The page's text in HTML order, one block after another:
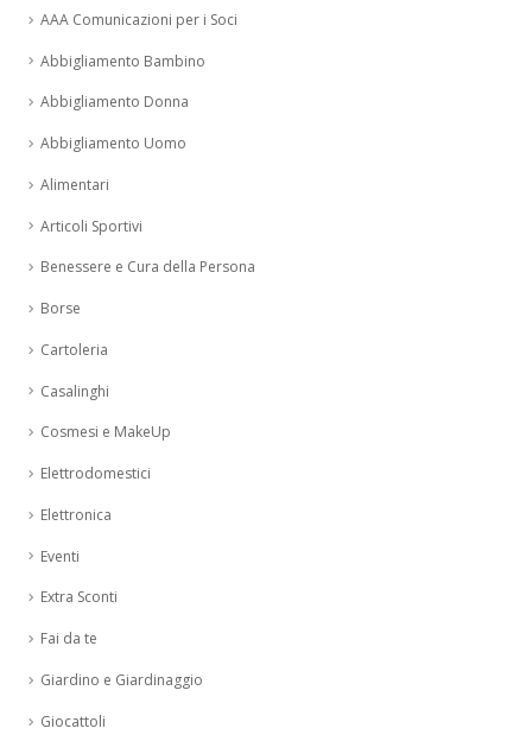
AAA Comunicazioni per i Soci
Abbigliamento Bambino
Abbigliamento Donna
Abbigliamento Uomo
Alimentari
Articoli Sportivi
Benessere e Cura della Persona
Borse
Cartoleria
Casalinghi
Cosmesi e MakeUp
Elettrodomestici
Elettronica
Eventi
Extra Sconti
Fai da te
Giardino e Giardinaggio
Giocattoli